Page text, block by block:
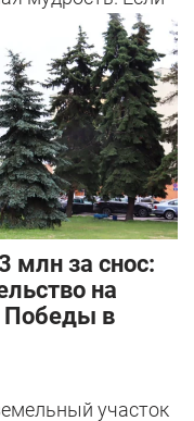
млн за снос:
на
Победы в
участок